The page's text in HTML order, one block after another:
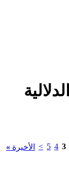
3
4
5
> الأخيرة »